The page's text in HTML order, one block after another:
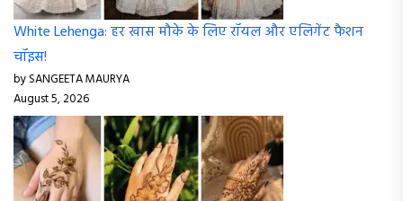
White Lehenga: हर खास मौके के लिए रॉयल और एलिगेंट फैशन
चॉइस!
by SANGEETA MAURYA
August 5, 2026